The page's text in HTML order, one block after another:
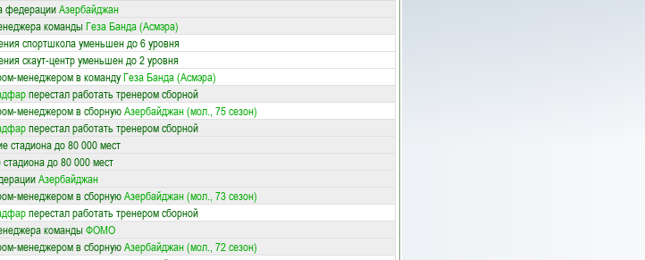
федерацииАзербайджан
команды Геза Банда (Асмэра)
спортшкола уменьшен до 6 уровня
скаут-центр уменьшен до 2 уровня
менеджером в командуГеза Банда (Асмэра)
перестал работать тренером сборной
менеджером в сборнуюАзербайджан (мол., 75 сезон)
перестал работать тренером сборной
стадиона до 80 000 мест
до 80 000 мест
Азербайджан
менеджером в сборнуюАзербайджан (мол., 73 сезон)
перестал работать тренером сборной
команды ФОМО
менеджером в сборнуюАзербайджан (мол., 72 сезон)